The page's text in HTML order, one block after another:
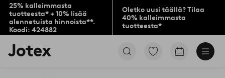
25% kalleimmasta
tuotteesta* + 10% lisää
alennetuista hinnoista**.
Koodi: 424882
Oletko uusi täällä? Tilaa
40% kalleimmasta
tuotteesta*
Jotex-
logo
Siirry
Siirry